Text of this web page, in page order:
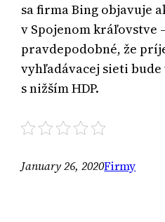
sa firma Bing objavuje
v Spojenom kráľovstve
pravdepodobné, že
vyhľadávacej sieti
s nižším HDP.
January 26, 2020Firmy